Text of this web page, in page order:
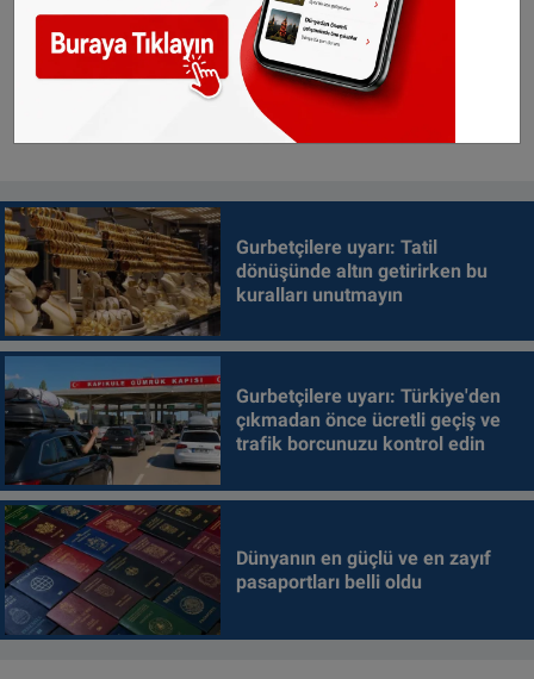
Gurbetçilere uyarı: Tatil
dönüşünde altın getirirken bu
kuralları unutmayın
Gurbetçilere uyarı: Türkiye'den
çıkmadan önce ücretli geçiş ve
trafik borcunuzu kontrol edin
Dünyanın en güçlü ve en zayıf
pasaportları belli oldu